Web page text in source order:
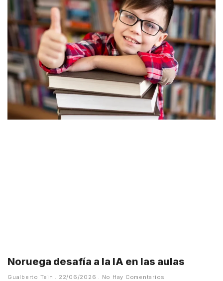
Noruega desafía a la IA en las aulas
Gualberto Tein 22/06/2026 No Hay Comentarios